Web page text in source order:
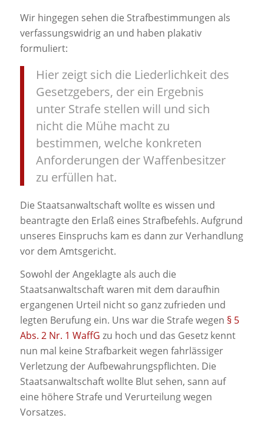
Wir hingegen sehen die Strafbestimmungen als
verfassungswidrig an und haben plakativ
formuliert:
Hier zeigt sich die Liederlichkeit des
Gesetzgebers, der ein Ergebnis
unter Strafe stellen will und sich
nicht die Mühe macht zu
bestimmen, welche konkreten
Anforderungen der Waffenbesitzer
zu erfüllen hat.
Die Staatsanwaltschaft wollte es wissen und
beantragte den Erlaß eines Strafbefehls. Aufgrund
unseres Einspruchs kam es dann zur Verhandlung
vor dem Amtsgericht.
Sowohl der Angeklagte als auch die
Staatsanwaltschaft waren mit dem daraufhin
ergangenen Urteil nicht so ganz zufrieden und
legten Berufung ein. Uns war die Strafe wegen § 5
Abs. 2 Nr. 1 WaffG zu hoch und das Gesetz kennt
nun mal keine Strafbarkeit wegen fahrlässiger
Verletzung der Aufbewahrungspflichten. Die
Staatsanwaltschaft wollte Blut sehen, sann auf
eine höhere Strafe und Verurteilung wegen
Vorsatzes.